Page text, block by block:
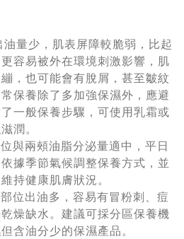
量少，肌表屏障較脆弱，比起
容易被外在環境刺激影響，肌
，也可能會有脫屑，甚至皺紋
保養除了多加強保濕外，應避
一般保養步驟，可使用乳霜或
潤。
與兩頰油脂分泌量適中，平日
據季節氣候調整保養方式，並
持健康肌膚狀況。
位出油多，容易有冒粉刺、痘
燥缺水。建議可採分區保養機
含油分少的保濕產品。